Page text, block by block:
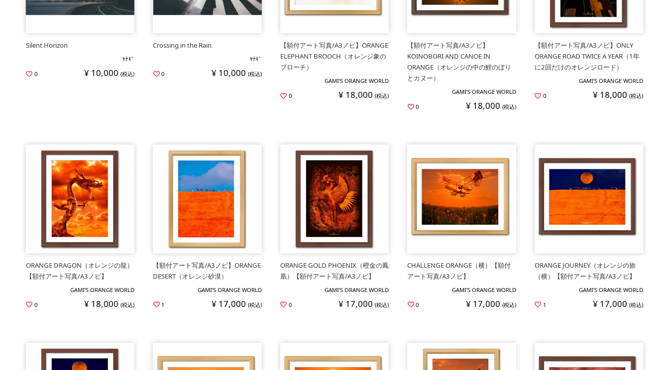
Silent Horizon
ﾔﾅｷﾞ
0
¥ 10,000(税込)
Crossing in the Rain
ﾔﾅｷﾞ
0
¥ 10,000 (税込)
【額付アート写真/A3ノビ】ORANGE
ELEPHANT BROOCH（オレンジ象の
ブローチ）
GAMI’S ORANGE WORLD
0
¥ 18,000(税込)
【額付アート写真/A3ノビ】
KOINOBORI AND CANOE IN
ORANGE（オレンジの中の鯉のぼり
とカヌー）
GAMI’S ORANGE WORLD
0
¥ 18,000 (税込)
【額付アート写真/A3ノビ】ONLY
ORANGE ROAD TWICE A YEAR（1年
に2回だけのオレンジロード）
GAMI’S ORANGE WORLD
0
¥ 18,000 (税込)
ORANGE DRAGON（オレンジの龍）
【額付アート写真/A3ノビ】
GAMI’S ORANGE WORLD
0
¥ 18,000(税込)
【額付アート写真/A3ノビ】ORANGE
DESERT（オレンジ砂漠）
GAMI’S ORANGE WORLD
1
¥ 17,000 (税込)
ORANGE GOLD PHOENIX（橙金の鳳
凰）【額付アート写真/A3ノビ】
GAMI’S ORANGE WORLD
0
¥ 17,000(税込)
CHALLENGE ORANGE（横）【額付
アート写真/A3ノビ】
GAMI’S ORANGE WORLD
0
¥ 17,000 (税込)
ORANGE JOURNEY（オレンジの旅
（横）【額付アート写真/A3ノビ】
GAMI’S ORANGE WORLD
1
¥ 17,000 (税込)